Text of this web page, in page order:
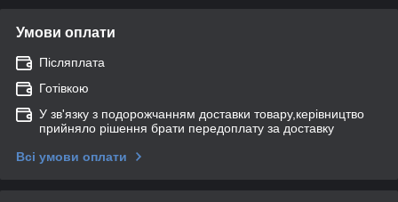
Умови оплати
Післяплата
Готівкою
У зв'язку з подорожчанням доставки товару,керівництво
прийняло рішення брати передоплату за доставку
Всі умови оплати